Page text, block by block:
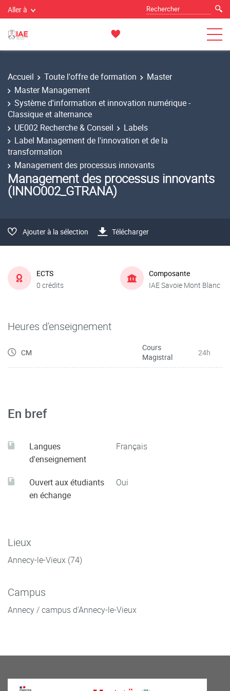
Aller à
Accueil Toute l'offre de formation
Master
Master Management
Système d'information et innovation numérique -
Classique et alternance
UE002 Recherche & Conseil
Labels
Label Management de l'innovation et de la
transformation
Management des processus innovants
Management des processus innovants
(INNO002_GTRANA)
Ajouter à la sélection Télécharger
ECTS
0 crédits
Composante
IAE Savoie Mont Blanc
Heures d'enseignement
CM
Cours
Magistral
24h
En bref
Langues
d'enseignement
Français
Ouvert aux étudiants
en échange
Oui
Lieux
Annecy-le-Vieux (74)
Campus
Annecy / campus d'Annecy-le-Vieux